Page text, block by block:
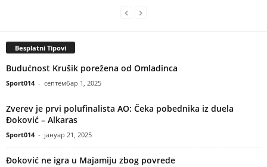
Besplatni Tipovi
Budućnost Krušik porežena od Omladinca
Sport014 - септембар 1, 2025
Zverev je prvi polufinalista AO: Čeka pobednika iz duela
Đoković – Alkaras
Sport014 - јануар 21, 2025
Đoković ne igra u Majamiju zbog povrede